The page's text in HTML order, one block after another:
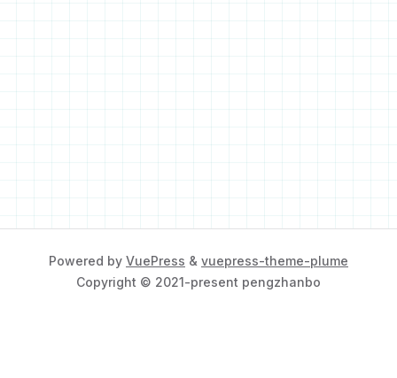
Powered by VuePress & vuepress-theme-plume
Copyright © 2021-present pengzhanbo